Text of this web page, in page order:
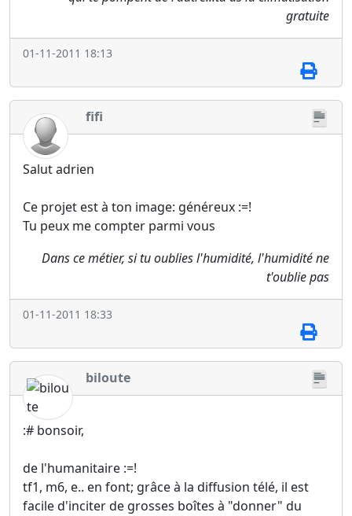
gratuite
01-11-2011 18:13
fifi
Salut adrien
Ce projet est à ton image: généreux :=!
Tu peux me compter parmi vous
Dans ce métier, si tu oublies l'humidité, l'humidité ne
t'oublie pas
01-11-2011 18:33
biloute
:# bonsoir,
de l'humanitaire :=!
tf1, m6, e.. en font; grâce à la diffusion télé, il est
facile d'inciter de grosses boîtes à "donner" du